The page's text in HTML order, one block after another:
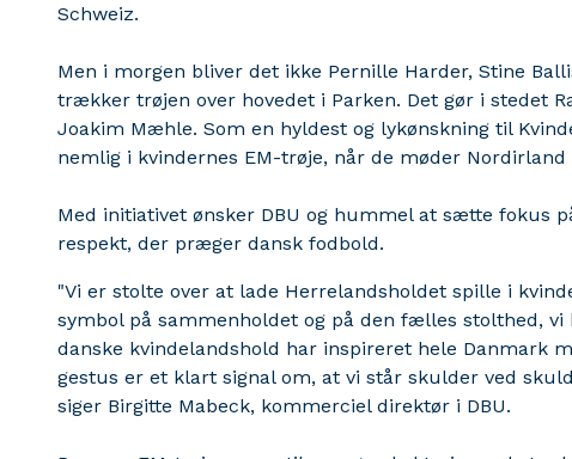
Schweiz.
Men i morgen bliver det ikke Pernille Harder, Stine
trækker trøjen over hovedet i Parken. Det gør i stedet
Joakim Mæhle. Som en hyldest og lykønskning til
nemlig i kvindernes EM-trøje, når de møder
Med initiativet ønsker DBU og hummel at sætte fokus
respekt, der præger dansk fodbold.
"Vi er stolte over at lade Herrelandsholdet spille i
symbol på sammenholdet og på den fælles stolthed, vi
danske kvindelandshold har inspireret hele Danmark
gestus er et klart signal om, at vi står skulder ved
siger Birgitte Mabeck, kommerciel direktør i DBU.